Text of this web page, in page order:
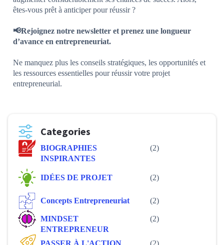
êtes-vous prêt à anticiper pour réussir ?
📢Rejoignez notre newsletter et prenez une longueur
d’avance en entrepreneuriat.
Ne manquez plus les conseils stratégiques, les opportunités et
les ressources essentielles pour réussir votre projet
entrepreneurial.
Categories
BIOGRAPHIES
INSPIRANTES
(2)
IDÉES DE PROJET (2)
Concepts Entrepreneuriat (2)
MINDSET
ENTREPRENEUR
(2)